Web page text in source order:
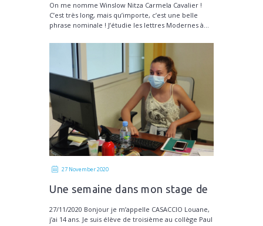
CMDTG !
On me nomme Winslow Nitza Carmela Cavalier !
C’est très long, mais qu’importe, c’est une belle
phrase nominale ! J’étudie les lettres Modernes à...
27 November 2020
Une semaine dans mon stage de
27/11/2020 Bonjour je m’appelle CASACCIO Louane,
j’ai 14 ans. Je suis élève de troisième au collège Paul